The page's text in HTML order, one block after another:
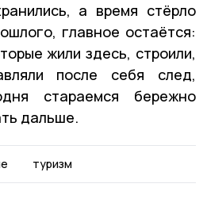
а время стёрло
главное остаётся:
жили здесь, строили,
после себя след,
стараемся бережно
дальше.
туризм